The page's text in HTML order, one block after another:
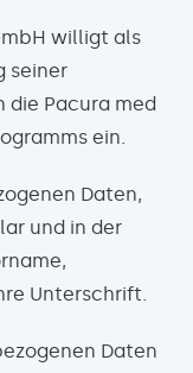
willigt als
seiner
die Pacura med
ein.
Daten,
und in der
Unterschrift.
Daten